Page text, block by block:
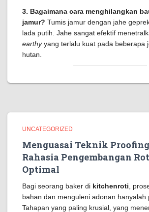
3. Bagaimana cara menghilangkan
jamur? Tumis jamur dengan jahe
lada putih. Jahe sangat efektif
earthyyang terlalu kuat pada beberapa
hutan.
UNCATEGORIZED
Menguasai Teknik
Rahasia Pengembangan
Optimal
Bagi seorang baker di kitchenroti ,
bahan dan menguleni adonan hanyalah
Tahapan yang paling krusial, yang